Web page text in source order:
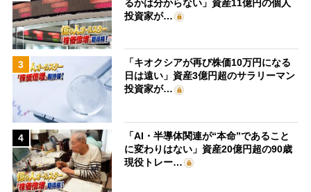
るかは分からない」資産11億円の個人
投資家が…
3
「キオクシアが再び株価10万円になる
日は遠い」資産3億円超のサラリーマン
投資家が…
4
「AI・半導体関連が“本命”であること
に変わりはない」資産20億円超の90歳
現役トレー…